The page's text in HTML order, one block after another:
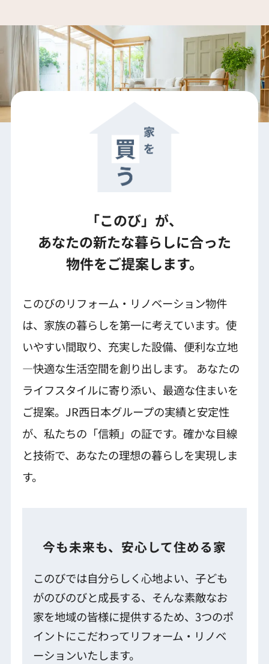
「このび」が、
あなたの新たな暮らしに合った
物件をご提案します。
このびのリフォーム・リノベーション物件
は、家族の暮らしを第一に考えています。使
いやすい間取り、充実した設備、便利な立地
—快適な生活空間を創り出します。 あなたの
ライフスタイルに寄り添い、最適な住まいを
ご提案。JR西日本グループの実績と安定性
が、私たちの「信頼」の証です。確かな目線
と技術で、あなたの理想の暮らしを実現しま
す。
今も未来も、安心して住める家
このびでは自分らしく心地よい、子ども
がのびのびと成長する、そんな素敵なお
家を地域の皆様に提供するため、3つのポ
イントにこだわってリフォーム・リノベ
ーションいたします。